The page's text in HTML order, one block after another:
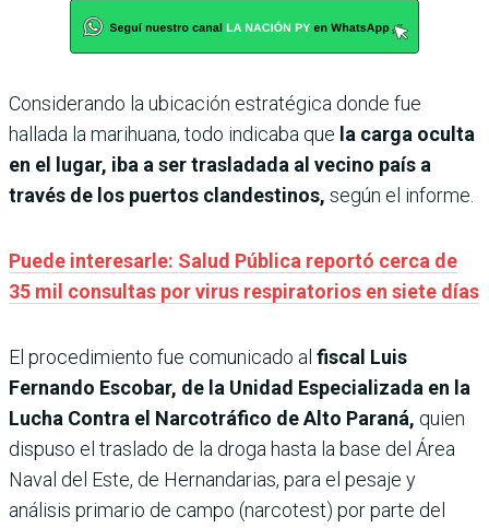
Considerando la ubicación estratégica donde fue
hallada la marihuana, todo indicaba que la carga oculta
en el lugar, iba a ser trasladada al vecino país a
través de los puertos clandestinos, según el informe.
Puede interesarle: Salud Pública reportó cerca de
35 mil consultas por virus respiratorios en siete días
El procedimiento fue comunicado al fiscal Luis
Fernando Escobar, de la Unidad Especializada en la
Lucha Contra el Narcotráfico de Alto Paraná, quien
dispuso el traslado de la droga hasta la base del Área
Naval del Este, de Hernandarias, para el pesaje y
análisis primario de campo (narcotest) por parte del